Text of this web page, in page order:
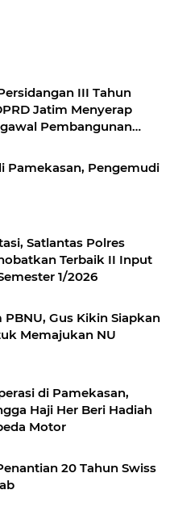
III Tahun
Jatim Menyerap
Pembangunan
Pamekasan, Pengemudi
Satlantas Polres
Terbaik II Input
1/2026
Gus Kikin Siapkan
Memajukan NU
di Pamekasan,
Haji Her Beri Hadiah
Motor
20 Tahun Swiss